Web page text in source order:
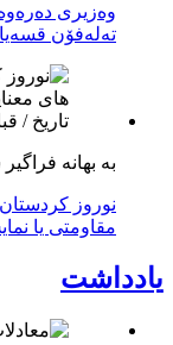
وەزیری
تەلەفۆن
به بهانه
نوروز
مقاومتی یا
یادداشت